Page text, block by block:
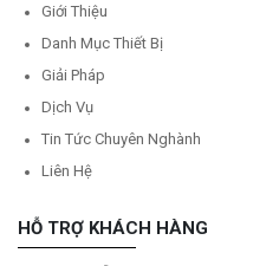
Giới Thiệu
Danh Mục Thiết Bị
Giải Pháp
Dịch Vụ
Tin Tức Chuyên Nghành
Liên Hệ
HỖ TRỢ KHÁCH HÀNG